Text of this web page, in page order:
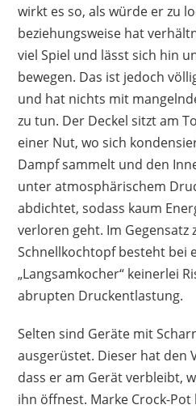
wirkt es so, als würde er zu
beziehungsweise hat
viel Spiel und lässt sich hin
bewegen. Das ist jedoch
und hat nichts mit
zu tun. Der Deckel sitzt am
einer Nut, wo sich
Dampf sammelt und den
unter atmosphärischem
abdichtet, sodass kaum
verloren geht. Im Gegensatz
Schnellkochtopf besteht bei
„Langsamkocher“ keinerlei
abrupten Druckentlastung.
Selten sind Geräte mit
ausgerüstet. Dieser hat den
dass er am Gerät verbleibt,
ihn öffnest. Marke Crock-Pot